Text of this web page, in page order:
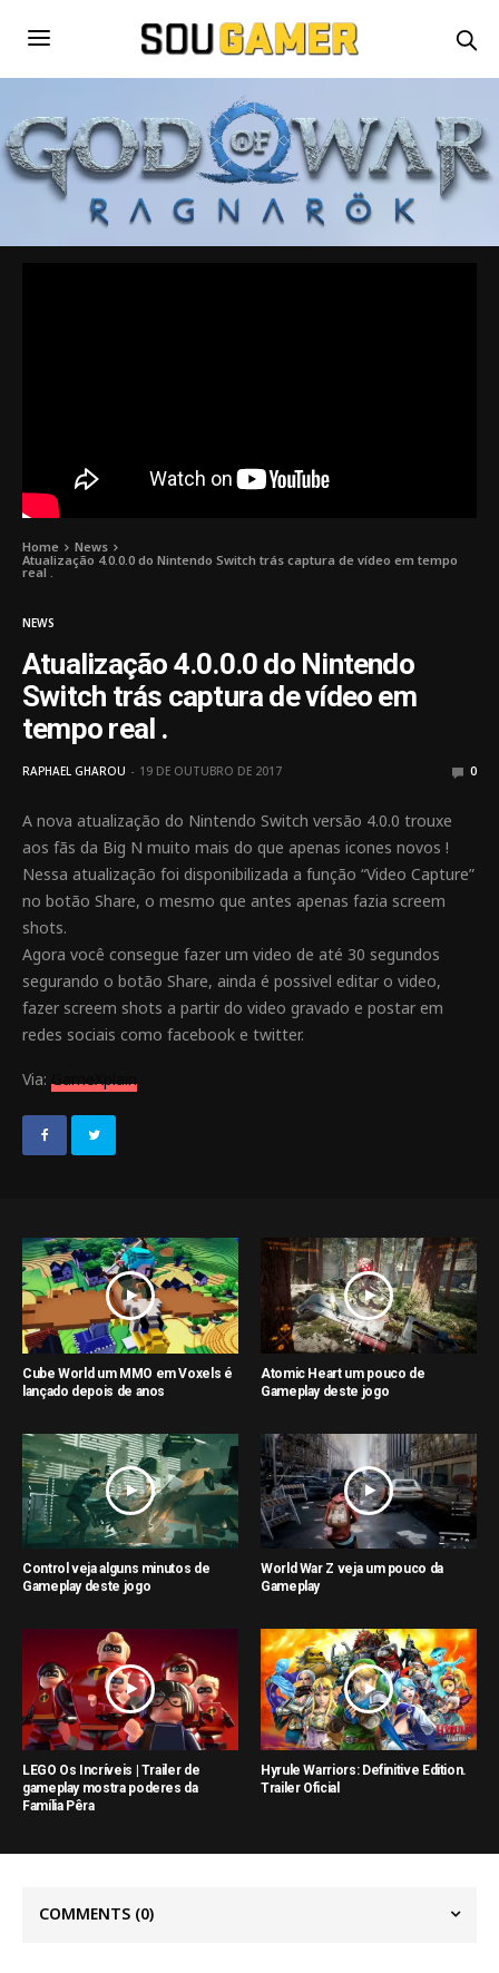
Home
News
Atualização 4.0.0.0 do Nintendo Switch trás captura de vídeo em tempo
real .
NEWS
Atualização 4.0.0.0 do Nintendo
Switch trás captura de vídeo em
tempo real .
RAPHAEL GHAROU 19 DE OUTUBRO DE 2017 0
A nova atualização do Nintendo Switch versão 4.0.0 trouxe
aos fãs da Big N muito mais do que apenas icones novos !
Nessa atualização foi disponibilizada a função “Video Capture”
no botão Share, o mesmo que antes apenas fazia screem
shots.
Agora você consegue fazer um video de até 30 segundos
segurando o botão Share, ainda é possivel editar o video,
fazer screem shots a partir do video gravado e postar em
redes sociais como facebook e twitter.
Via:GameXplain
Cube World um MMO em Voxels é
lançado depois de anos
Atomic Heart um pouco de
Gameplay deste jogo
Control veja alguns minutos de
Gameplay deste jogo
World War Z veja um pouco da
Gameplay
LEGO Os Incríveis | Trailer de
gameplay mostra poderes da
Família Pêra
Hyrule Warriors: Definitive Edition.
Trailer Oficial
COMMENTS (0)